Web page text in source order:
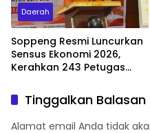
Daerah
Soppeng Resmi Luncurkan
Sensus Ekonomi 2026,
Kerahkan 243 Petugas
Tinggalkan Balasan
Alamat email Anda tidak